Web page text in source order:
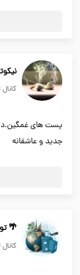
پست های
جدید و عاشقانه
🌴